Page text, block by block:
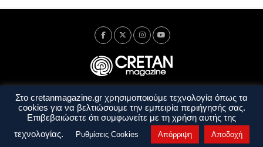
Ταυτότητα Πολιτική Απορρήτου
Όροι Χρήσης
Όροι και Προϋποθέσεις
Στο cretanmagazine.gr χρησιμοποιούμε τεχνολογία όπως τα
cookies για να βελτιώσουμε την εμπειρία περιήγησής σας.
Επιβεβαιώσετε ότι συμφωνείτε με τη χρήση αυτής της
τεχνολογίας.
Ρυθμίσεις Cookies Απόρριψη Αποδοχή